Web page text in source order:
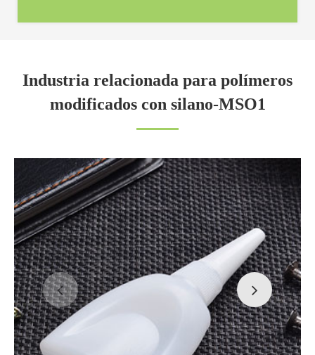
Industria relacionada para polímeros
modificados con silano-MSO1